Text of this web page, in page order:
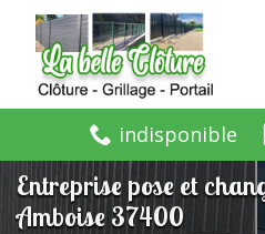
indisponible
Entreprise pose et
Amboise 37400